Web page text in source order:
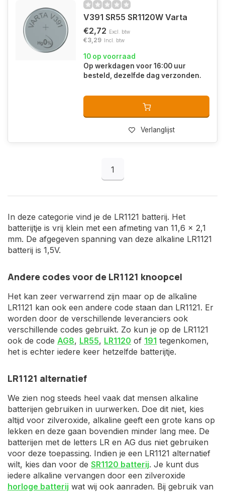
V391 SR55 SR1120W Varta
€2,72 Excl. btw
€3,29 Incl. btw
10 op voorraad
Op werkdagen voor 16:00 uur
besteld, dezelfde dag verzonden.
Verlanglijst
1
In deze categorie vind je de LR1121 batterij. Het
batterijtje is vrij klein met een afmeting van 11,6 x 2,1
mm. De afgegeven spanning van deze alkaline LR1121
batterij is 1,5V.
Andere codes voor de LR1121 knoopcel
Het kan zeer verwarrend zijn maar op de alkaline
LR1121 kan ook een andere code staan dan LR1121. Er
worden door de verschillende leveranciers ook
verschillende codes gebruikt. Zo kun je op de LR1121
ook de code AG8, LR55, LR1120 of 191 tegenkomen,
het is echter iedere keer hetzelfde batterijtje.
LR1121 alternatief
We zien nog steeds heel vaak dat mensen alkaline
batterijen gebruiken in uurwerken. Doe dit niet, kies
altijd voor zilveroxide, alkaline geeft een grote kans op
lekken en deze gaan bovendien minder lang mee. De
batterijen met de letters LR en AG dus niet gebruiken
voor deze toepassing. Indien je een LR1121 alternatief
wilt, kies dan voor de SR1120 batterij. Je kunt dus
iedere alkaline vervangen door een zilveroxide
horloge batterij wat wij ook aanraden. Bij gebruik van